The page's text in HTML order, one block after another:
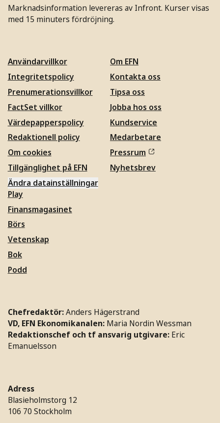
Marknadsinformation levereras av Infront. Kurser visas
med 15 minuters fördröjning.
Användarvillkor
Integritetspolicy
Prenumerationsvillkor
FactSet villkor
Värdepapperspolicy
Redaktionell policy
Om cookies
Tillgänglighet på EFN
Ändra datainställningar
Om EFN
Kontakta oss
Tipsa oss
Jobba hos oss
Kundservice
Medarbetare
Pressrum
Nyhetsbrev
Play
Finansmagasinet
Börs
Vetenskap
Bok
Podd
Chefredaktör:Anders Hägerstrand
VD, EFN Ekonomikanalen: Maria Nordin Wessman
Redaktionschef och tf ansvarig utgivare: Eric
Emanuelsson
Adress
Blasieholmstorg 12
106 70 Stockholm